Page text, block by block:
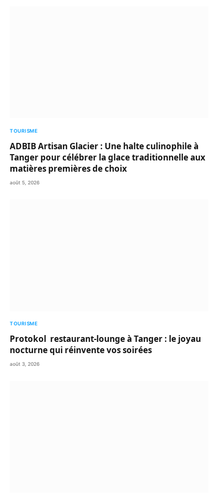
TOURISME
ADBIB Artisan Glacier : Une halte culinophile à
Tanger pour célébrer la glace traditionnelle aux
matières premières de choix
août 5, 2026
TOURISME
Protokol restaurant-lounge à Tanger : le joyau
nocturne qui réinvente vos soirées
août 3, 2026